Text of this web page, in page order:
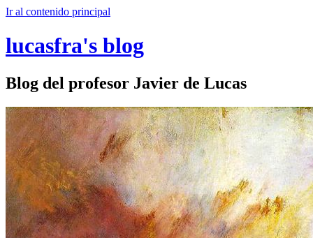
Ir al contenido principal
lucasfra's blog
Blog del profesor Javier de Lucas